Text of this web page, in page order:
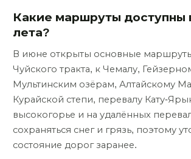
Какие маршруты доступны
лета?
В июне открыты основные
Чуйского тракта, к Чемалу,
Мультинским озёрам, Алтайскому
Курайской степи, перевалу Кату-
высокогорье и на удалённых
сохраняться снег и грязь, поэтому
состояние дорог заранее.